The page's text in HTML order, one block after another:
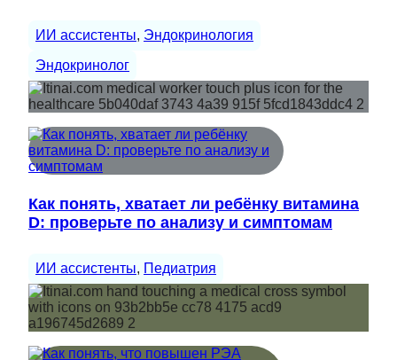
ИИ ассистенты, Эндокринология
Эндокринолог
Как понять, хватает ли ребёнку витамина
D: проверьте по анализу и симптомам
ИИ ассистенты, Педиатрия